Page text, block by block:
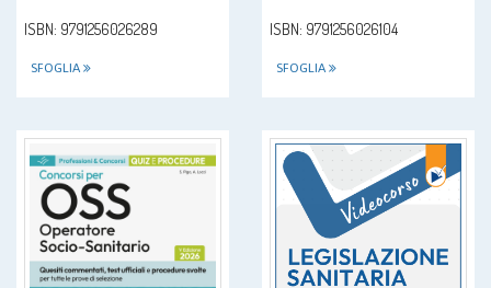
ISBN: 9791256026289
SFOGLIA
ISBN: 9791256026104
SFOGLIA